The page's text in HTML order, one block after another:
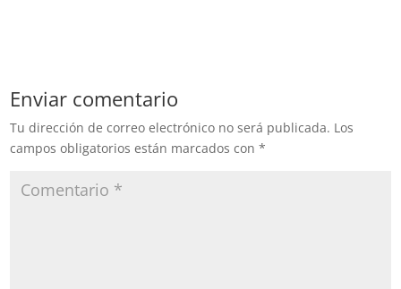
rescataron. Los hechos
Enviar comentario
Tu dirección de correo electrónico no será publicada. Los
campos obligatorios están marcados con*